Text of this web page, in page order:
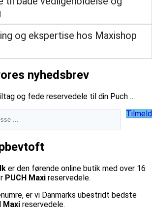
og ekspertise hos Maxishop
nyhedsbrev
og fede reservedele til din Puch …
Tilmeld
er den førende online butik med over 16
PUCH Maxi reservedele.
er vi Danmarks ubestridt bedste
Maxi reservedele.